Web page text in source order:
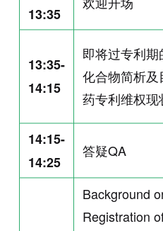
13:35
13:35-
14:15
即将过专利期
化合物简析及
药专利维权现
14:15-
14:25
答疑QA
Background
Registration